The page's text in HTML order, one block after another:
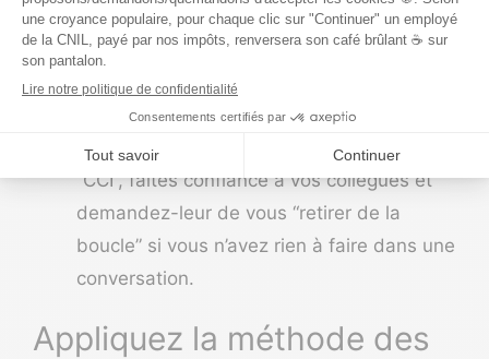
démarchage commercial non sollicités et
inintéressants (pas de quartier, votre
temps est important) ;
Les boucles d’emails qui ne vous
concernent pas : au diable le “CC” et le
“CCI”, faites confiance à vos collègues et
demandez-leur de vous “retirer de la
boucle” si vous n’avez rien à faire dans une
conversation.
Appliquez la méthode des